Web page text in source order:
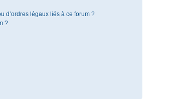
d’ordres légaux liés à ce forum ?
?